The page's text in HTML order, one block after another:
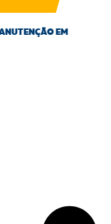
EM